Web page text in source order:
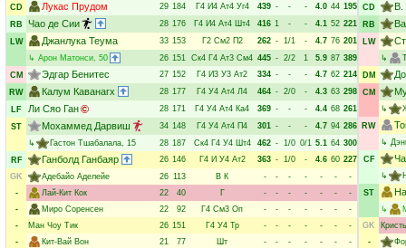
CD
Лукас Прудом 29 184 Г4 И4 Ат4 Уг4 439 - - - 4.0 44 195
RB
Чао де Сии 28 176 Г4 И4 Ат4 Шт4 416 1 - - 4.1 52 221
LW
Джанлука Теума 33 153 Г2 См2 П2 262 - 1/1 - 4.7 76 201
↳ Арон Матонси, 50 26 151 Ск4 Г4 Ат3 См4 445 - 2/2 1 5.9 87 389
CM
Эдгар Бенитес 27 152 Г4 И3 У3 Ат2 334 - - - 4.7 62 214
RW
Калум Каванагх 28 177 Г4 У4 Ат4 Л4 464 - 2/0 - 4.3 63 298
LF
Ли Сяо Ган 28 171 Г4 У4 Ат4 Ка4 369 - - - 4.4 68 261
ST
Мохаммед Дарвиш 34 148 Г4 У4 Ат4 П4 301 - - - 4.7 94 286
↳
Гастон Тшабалала, 15 28 187 Ск4 Г4 У4 Шт4 462 - 1/0 0/1 5.1 64 300
RF
Ганболд Ганбаяр 26 146 Г4 И У4 Ат2 363 - 1/0 - 4.6 60 227
GK
Адебайо Аделейе 26 113 В К - - - - - -
-
-
Лай-Кит Кок 22 40 Г - - - - - -
-
-
Миро Соренсен 22 92 Г4 См3 Оп - - - - - -
-
-
Ман Чоу Тик 26 151 Г4 У4 Тр - - - - - -
-
-
Кит-Вай Вон 21 77 Шт - - - - - -
-
CD В.
RB
LW
↳
DM
CM
↳
RW
↳
CF
↳
ST
↳
GK
-